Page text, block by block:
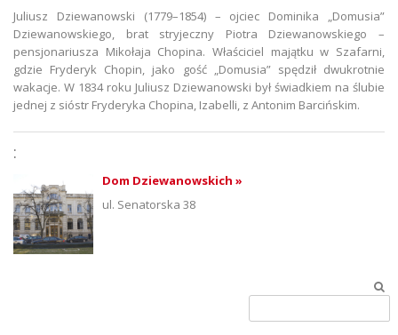
Juliusz Dziewanowski (1779–1854) – ojciec Dominika „Domusia”
Dziewanowskiego, brat stryjeczny Piotra Dziewanowskiego –
pensjonariusza Mikołaja Chopina. Właściciel majątku w Szafarni,
gdzie Fryderyk Chopin, jako gość „Domusia” spędził dwukrotnie
wakacje. W 1834 roku Juliusz Dziewanowski był świadkiem na ślubie
jednej z sióstr Fryderyka Chopina, Izabelli, z Antonim Barcińskim.
:
Dom Dziewanowskich »
ul. Senatorska 38